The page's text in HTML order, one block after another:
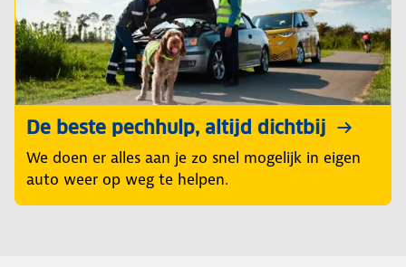
De beste pechhulp, altijd dichtbij
We doen er alles aan je zo snel mogelijk in eigen
auto weer op weg te helpen.